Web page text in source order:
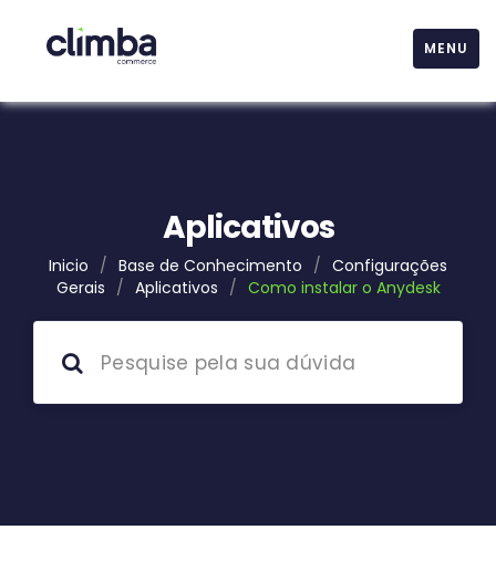
MENU
Aplicativos
Inicio / Base de Conhecimento / Configurações
Gerais / Aplicativos / Como instalar o Anydesk